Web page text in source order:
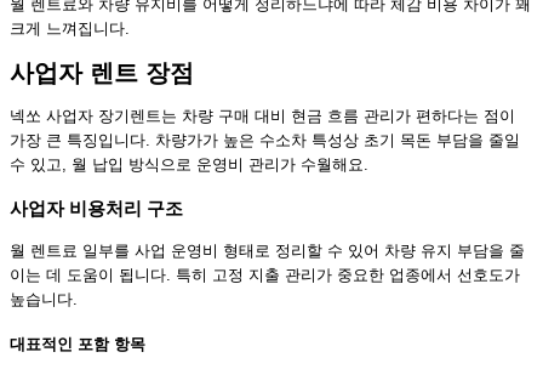
월 렌트료와 차량 유지비를 어떻게 정리하느냐에 따라 체감 비용 차이가 꽤
크게 느껴집니다.
사업자 렌트 장점
넥쏘 사업자 장기렌트는 차량 구매 대비 현금 흐름 관리가 편하다는 점이
가장 큰 특징입니다. 차량가가 높은 수소차 특성상 초기 목돈 부담을 줄일
수 있고, 월 납입 방식으로 운영비 관리가 수월해요.
사업자 비용처리 구조
월 렌트료 일부를 사업 운영비 형태로 정리할 수 있어 차량 유지 부담을 줄
이는 데 도움이 됩니다. 특히 고정 지출 관리가 중요한 업종에서 선호도가
높습니다.
대표적인 포함 항목